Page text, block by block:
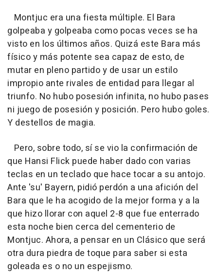
Montjuc era una fiesta múltiple. El Bara
golpeaba y golpeaba como pocas veces se ha
visto en los últimos años. Quizá este Bara más
físico y más potente sea capaz de esto, de
mutar en pleno partido y de usar un estilo
impropio ante rivales de entidad para llegar al
triunfo. No hubo posesión infinita, no hubo pases
ni juego de posesión y posición. Pero hubo goles.
Y destellos de magia.
Pero, sobre todo, sí se vio la confirmación de
que Hansi Flick puede haber dado con varias
teclas en un teclado que hace tocar a su antojo.
Ante 'su' Bayern, pidió perdón a una afición del
Bara que le ha acogido de la mejor forma y a la
que hizo llorar con aquel 2-8 que fue enterrado
esta noche bien cerca del cementerio de
Montjuc. Ahora, a pensar en un Clásico que será
otra dura piedra de toque para saber si esta
goleada es o no un espejismo.